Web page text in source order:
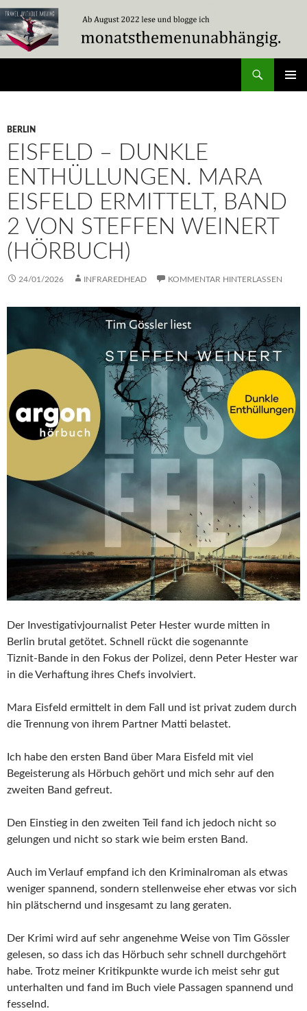
Zum
Inhalt
springen
BERLIN
EISFELD – DUNKLE
ENTHÜLLUNGEN. MARA
EISFELD ERMITTELT, BAND
2 VON STEFFEN WEINERT
(HÖRBUCH)
24/01/2026 INFRAREDHEAD KOMMENTAR HINTERLASSEN
Der Investigativjournalist Peter Hester wurde mitten in
Berlin brutal getötet. Schnell rückt die sogenannte
Tiznit‑Bande in den Fokus der Polizei, denn Peter Hester war
in die Verhaftung ihres Chefs involviert.
Mara Eisfeld ermittelt in dem Fall und ist privat zudem durch
die Trennung von ihrem Partner Matti belastet.
Ich habe den ersten Band über Mara Eisfeld mit viel
Begeisterung als Hörbuch gehört und mich sehr auf den
zweiten Band gefreut.
Den Einstieg in den zweiten Teil fand ich jedoch nicht so
gelungen und nicht so stark wie beim ersten Band.
Auch im Verlauf empfand ich den Kriminalroman als etwas
weniger spannend, sondern stellenweise eher etwas vor sich
hin plätschernd und insgesamt zu lang geraten.
Der Krimi wird auf sehr angenehme Weise von Tim Gössler
gelesen, so dass ich das Hörbuch sehr schnell durchgehört
habe. Trotz meiner Kritikpunkte wurde ich meist sehr gut
unterhalten und fand im Buch viele Passagen spannend und
fesselnd.